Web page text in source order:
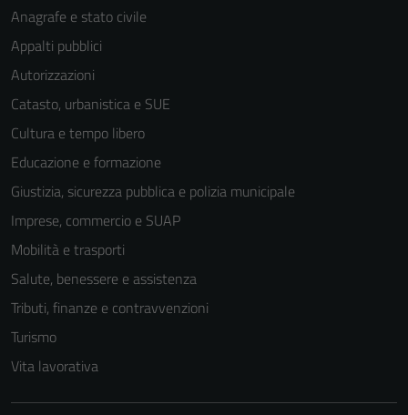
Anagrafe e stato civile
Appalti pubblici
Autorizzazioni
Catasto, urbanistica e SUE
Cultura e tempo libero
Educazione e formazione
Giustizia, sicurezza pubblica e polizia municipale
Imprese, commercio e SUAP
Mobilità e trasporti
Salute, benessere e assistenza
Tributi, finanze e contravvenzioni
Turismo
Vita lavorativa